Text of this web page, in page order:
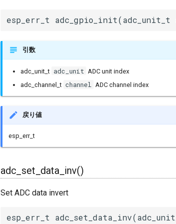
esp_err_t adc_gpio_init(adc_unit_t
引数
adc_unit_t adc_unit ADC unit index
adc_channel_t channel ADC channel index
戻り値
esp_err_t
adc_set_data_inv()
Set ADC data invert
esp_err_t